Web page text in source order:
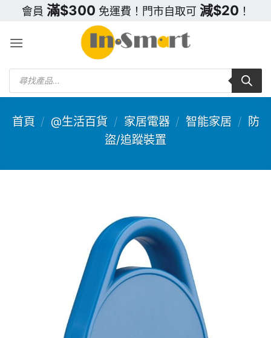
content
會員 滿$300 免運費！門市自取可 減$20 ！
Products
search
首頁 / @生活百貨 / 家居電器 / 智能家居 / 防
盜/追蹤裝置